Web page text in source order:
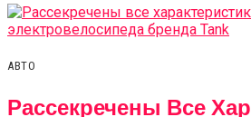
АВТО
Рассекречены Все